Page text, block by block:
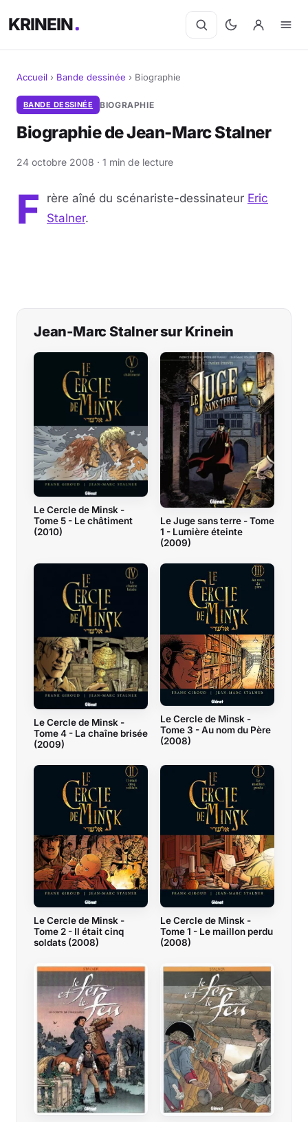
KRINEIN
Cinéma
Séries
Manga
BD
Musique
Sciences & Tech
Forum
Accueil › Bande dessinée › Biographie
BANDE DESSINÉE BIOGRAPHIE
Biographie de Jean-Marc Stalner
24 octobre 2008 · 1 min de lecture
F rère aîné du scénariste-dessinateur Eric
Stalner.
Jean-Marc Stalner sur Krinein
Le Cercle de Minsk -
Tome 5 - Le châtiment
(2010)
Le Juge sans terre - Tome
1 - Lumière éteinte
(2009)
Le Cercle de Minsk -
Tome 4 - La chaîne brisée
(2009)
Le Cercle de Minsk -
Tome 3 - Au nom du Père
(2008)
Le Cercle de Minsk -
Tome 2 - Il était cinq
soldats (2008)
Le Cercle de Minsk -
Tome 1 - Le maillon perdu
(2008)